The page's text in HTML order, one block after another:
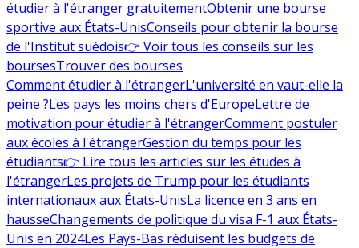
étudier à l'étranger gratuitementObtenir une bourse
sportive aux États-UnisConseils pour obtenir la bourse
de l'Institut suédois👉 Voir tous les conseils sur les
boursesTrouver des bourses
Comment étudier à l'étrangerL'université en vaut-elle la
peine ?Les pays les moins chers d'EuropeLettre de
motivation pour étudier à l'étrangerComment postuler
aux écoles à l'étrangerGestion du temps pour les
étudiants👉 Lire tous les articles sur les études à
l'étrangerLes projets de Trump pour les étudiants
internationaux aux États-UnisLa licence en 3 ans en
hausseChangements de politique du visa F-1 aux États-
Unis en 2024Les Pays-Bas réduisent les budgets de